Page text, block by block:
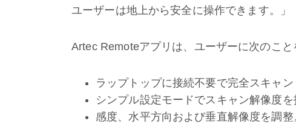
ユーザーは地上から安全に操作できます。」
Artec Remoteアプリは、ユーザーに次のこ
ラップトップに接続不要で完全スキャン
シンプル設定モードでスキャン解像度を
感度、水平方向および垂直解像度を調